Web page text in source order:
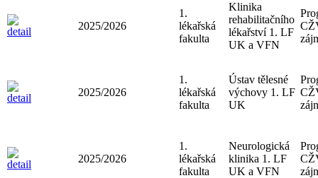
2025/2026
1.
lékařská
fakulta
Klinika
rehabilitačního
lékařství 1. LF
UK a VFN
2025/2026
1.
lékařská
fakulta
Ústav tělesné
výchovy 1. LF
UK
2025/2026
1.
lékařská
fakulta
Neurologická
klinika 1. LF
UK a VFN